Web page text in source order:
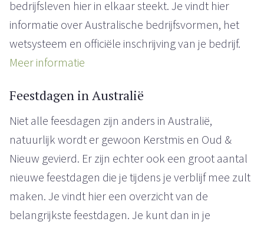
bedrijfsleven hier in elkaar steekt. Je vindt hier
informatie over Australische bedrijfsvormen, het
wetsysteem en officiële inschrijving van je bedrijf.
Meer informatie
Feestdagen in Australië
Niet alle feesdagen zijn anders in Australië,
natuurlijk wordt er gewoon Kerstmis en Oud &
Nieuw gevierd. Er zijn echter ook een groot aantal
nieuwe feestdagen die je tijdens je verblijf mee zult
maken. Je vindt hier een overzicht van de
belangrijkste feestdagen. Je kunt dan in je